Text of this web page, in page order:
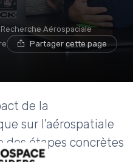
Aérospaciale
Partager cette page
de la
sur l'aérospatiale
des étapes concrètes